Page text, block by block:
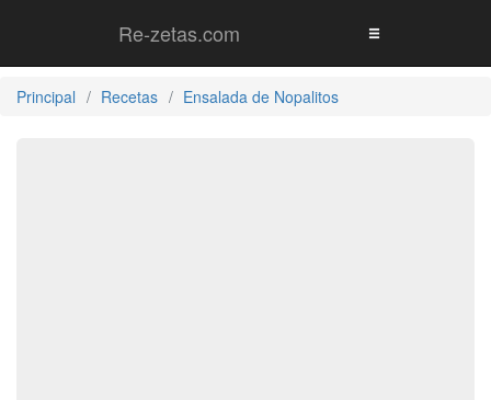
Re-zetas.com
Principal Recetas Ensalada de Nopalitos